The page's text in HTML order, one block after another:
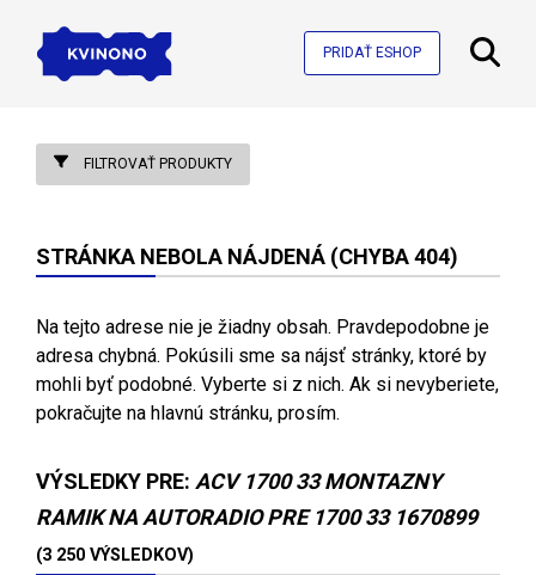
PRIDAŤ ESHOP
FILTROVAŤ PRODUKTY
STRÁNKA NEBOLA NÁJDENÁ (CHYBA 404)
Na tejto adrese nie je žiadny obsah. Pravdepodobne je
adresa chybná. Pokúsili sme sa nájsť stránky, ktoré by
mohli byť podobné. Vyberte si z nich. Ak si nevyberiete,
pokračujte na hlavnú stránku, prosím.
VÝSLEDKY PRE: ACV 1700 33 MONTAZNY
RAMIK NA AUTORADIO PRE 1700 33 1670899
(3 250 VÝSLEDKOV)